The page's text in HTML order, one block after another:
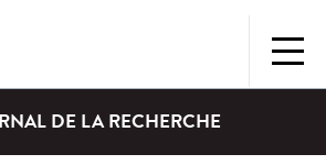
DE LA RECHERCHE